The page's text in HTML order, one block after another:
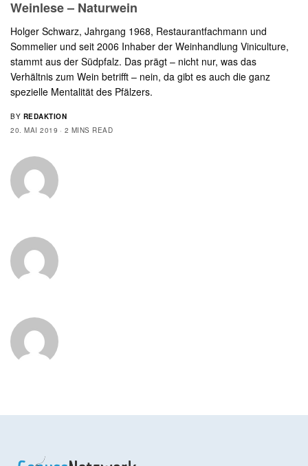
Weinlese – Naturwein
Holger Schwarz, Jahrgang 1968, Restaurantfachmann und
Sommelier und seit 2006 Inhaber der Weinhandlung Viniculture,
stammt aus der Südpfalz. Das prägt – nicht nur, was das
Verhältnis zum Wein betrifft – nein, da gibt es auch die ganz
spezielle Mentalität des Pfälzers.
BY REDAKTION
20. MAI 2019
2 MINS READ